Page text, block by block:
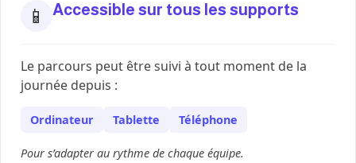
📱 Accessible sur tous les supports
Le parcours peut être suivi à tout moment de la
journée depuis :
Ordinateur Tablette Téléphone
Pour s’adapter au rythme de chaque équipe.